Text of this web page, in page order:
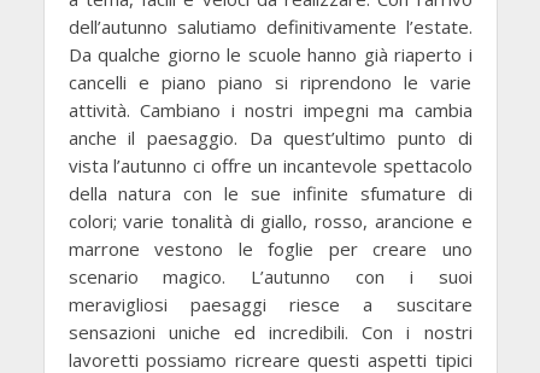
dell’autunno salutiamo definitivamente l’estate.
Da qualche giorno le scuole hanno già riaperto i
cancelli e piano piano si riprendono le varie
attività. Cambiano i nostri impegni ma cambia
anche il paesaggio. Da quest’ultimo punto di
vista l’autunno ci offre un incantevole spettacolo
della natura con le sue infinite sfumature di
colori; varie tonalità di giallo, rosso, arancione e
marrone vestono le foglie per creare uno
scenario magico. L’autunno con i suoi
meravigliosi paesaggi riesce a suscitare
sensazioni uniche ed incredibili. Con i nostri
lavoretti possiamo ricreare questi aspetti tipici